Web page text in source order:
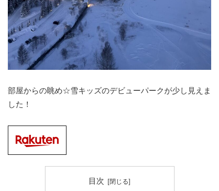
部屋からの眺め☆雪キッズのデビューパークが少し見えま
した！
目次